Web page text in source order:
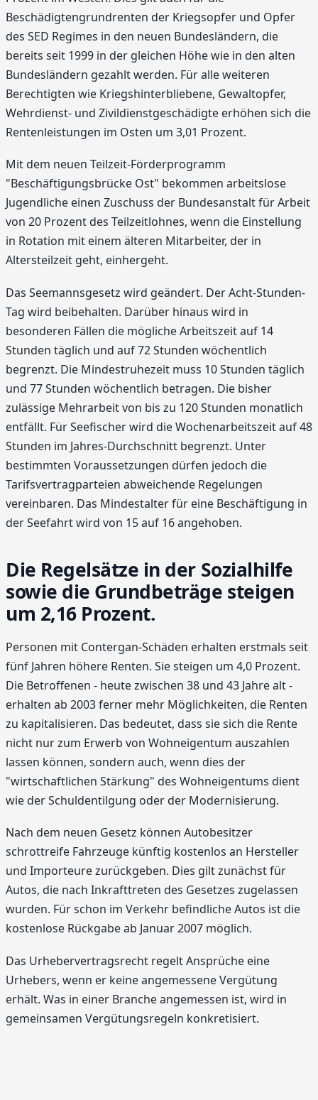
Beschädigtengrundrenten der Kriegsopfer und Opfer
des SED Regimes in den neuen Bundesländern, die
bereits seit 1999 in der gleichen Höhe wie in den alten
Bundesländern gezahlt werden. Für alle weiteren
Berechtigten wie Kriegshinterbliebene, Gewaltopfer,
Wehrdienst- und Zivildienstgeschädigte erhöhen sich die
Rentenleistungen im Osten um 3,01 Prozent.
Mit dem neuen Teilzeit-Förderprogramm
"Beschäftigungsbrücke Ost" bekommen arbeitslose
Jugendliche einen Zuschuss der Bundesanstalt für Arbeit
von 20 Prozent des Teilzeitlohnes, wenn die Einstellung
in Rotation mit einem älteren Mitarbeiter, der in
Altersteilzeit geht, einhergeht.
Das Seemannsgesetz wird geändert. Der Acht-Stunden-
Tag wird beibehalten. Darüber hinaus wird in
besonderen Fällen die mögliche Arbeitszeit auf 14
Stunden täglich und auf 72 Stunden wöchentlich
begrenzt. Die Mindestruhezeit muss 10 Stunden täglich
und 77 Stunden wöchentlich betragen. Die bisher
zulässige Mehrarbeit von bis zu 120 Stunden monatlich
entfällt. Für Seefischer wird die Wochenarbeitszeit auf 48
Stunden im Jahres-Durchschnitt begrenzt. Unter
bestimmten Voraussetzungen dürfen jedoch die
Tarifsvertragparteien abweichende Regelungen
vereinbaren. Das Mindestalter für eine Beschäftigung in
der Seefahrt wird von 15 auf 16 angehoben.
Die Regelsätze in der Sozialhilfe
sowie die Grundbeträge steigen
um 2,16 Prozent.
Personen mit Contergan-Schäden erhalten erstmals seit
fünf Jahren höhere Renten. Sie steigen um 4,0 Prozent.
Die Betroffenen - heute zwischen 38 und 43 Jahre alt -
erhalten ab 2003 ferner mehr Möglichkeiten, die Renten
zu kapitalisieren. Das bedeutet, dass sie sich die Rente
nicht nur zum Erwerb von Wohneigentum auszahlen
lassen können, sondern auch, wenn dies der
"wirtschaftlichen Stärkung" des Wohneigentums dient
wie der Schuldentilgung oder der Modernisierung.
Nach dem neuen Gesetz können Autobesitzer
schrottreife Fahrzeuge künftig kostenlos an Hersteller
und Importeure zurückgeben. Dies gilt zunächst für
Autos, die nach Inkrafttreten des Gesetzes zugelassen
wurden. Für schon im Verkehr befindliche Autos ist die
kostenlose Rückgabe ab Januar 2007 möglich.
Das Urhebervertragsrecht regelt Ansprüche eine
Urhebers, wenn er keine angemessene Vergütung
erhält. Was in einer Branche angemessen ist, wird in
gemeinsamen Vergütungsregeln konkretisiert.